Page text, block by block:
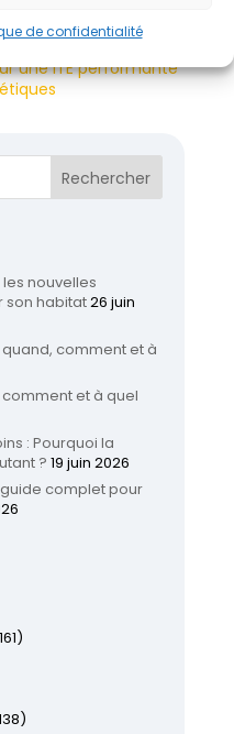
de confidentialité
une ITE performante
nouvelles
son habitat26 juin
comment et à
et à quel
: Pourquoi la
? 19 juin 2026
complet pour